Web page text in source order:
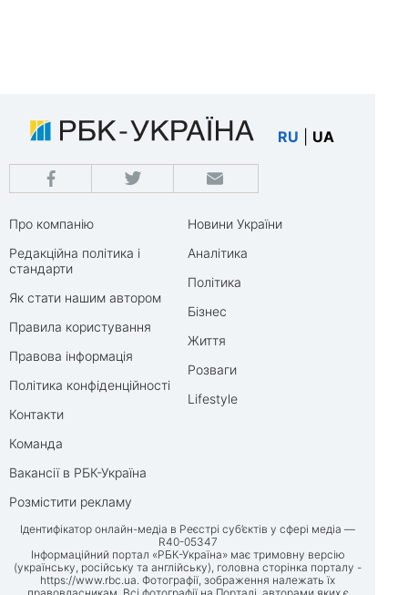
RU UA
Про компанію
Редакційна політика і
стандарти
Як стати нашим автором
Правила користування
Правова інформація
Політика конфіденційності
Контакти
Команда
Вакансії в РБК-Україна
Розмістити рекламу
Новини України
Аналітика
Політика
Бізнес
Життя
Розваги
Lifestyle
Ідентифікатор онлайн-медіа в Реєстрі суб’єктів у сфері медіа —
R40-05347
Інформаційний портал «РБК-Україна» має тримовну версію
(українську, російську та англійську), головна сторінка порталу -
https://www.rbc.ua . Фотографії, зображення належать їх